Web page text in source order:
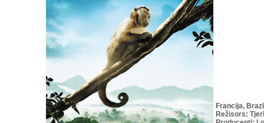
Francija,
Režisors: